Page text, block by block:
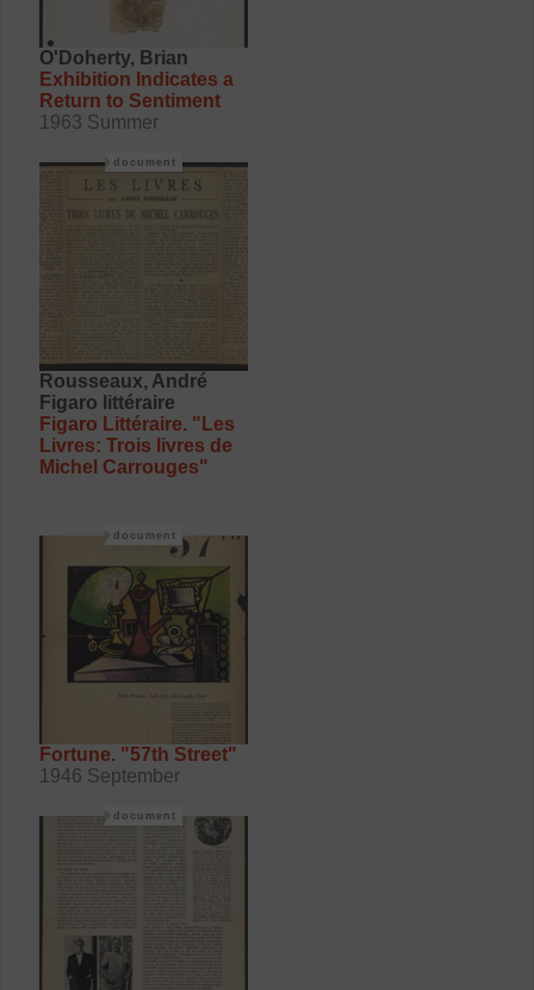
O'Doherty, Brian
Exhibition Indicates a
Return to Sentiment
1963 Summer
Rousseaux, André
Figaro littéraire
Figaro Littéraire. "Les
Livres: Trois livres de
Michel Carrouges"
document
Fortune. "57th Street"
1946 September
document
document